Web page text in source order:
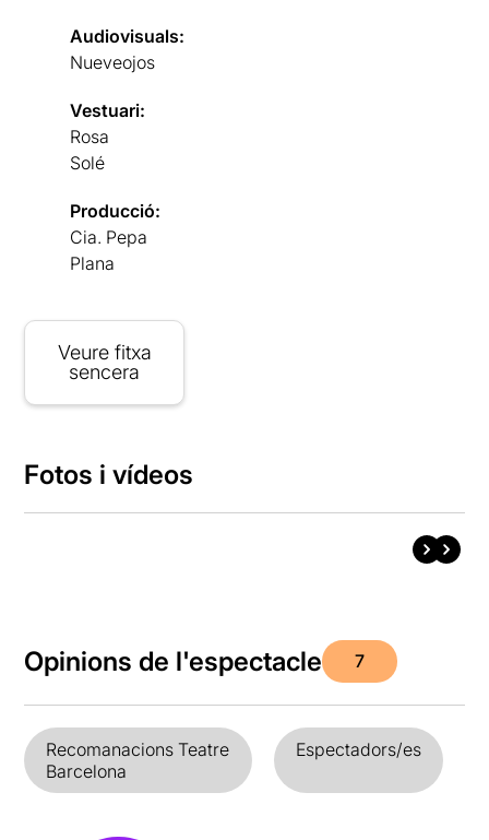
Audiovisuals:
Nueveojos
Vestuari:
Rosa
Solé
Producció:
Cia. Pepa
Plana
Veure fitxa
sencera
Fotos i vídeos
Opinions de l'espectacle 7
Recomanacions Teatre
Barcelona
Espectadors/es